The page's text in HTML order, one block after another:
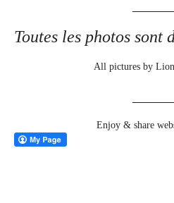
Toutes les photos sont
All pictures by
Enjoy & share